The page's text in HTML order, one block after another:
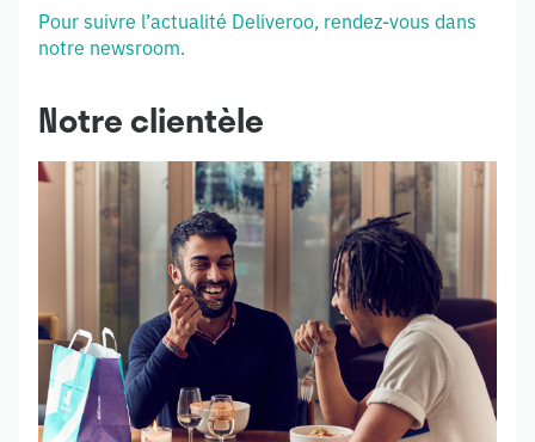
Pour suivre l’actualité Deliveroo, rendez-vous dans
notre newsroom.
Notre clientèle